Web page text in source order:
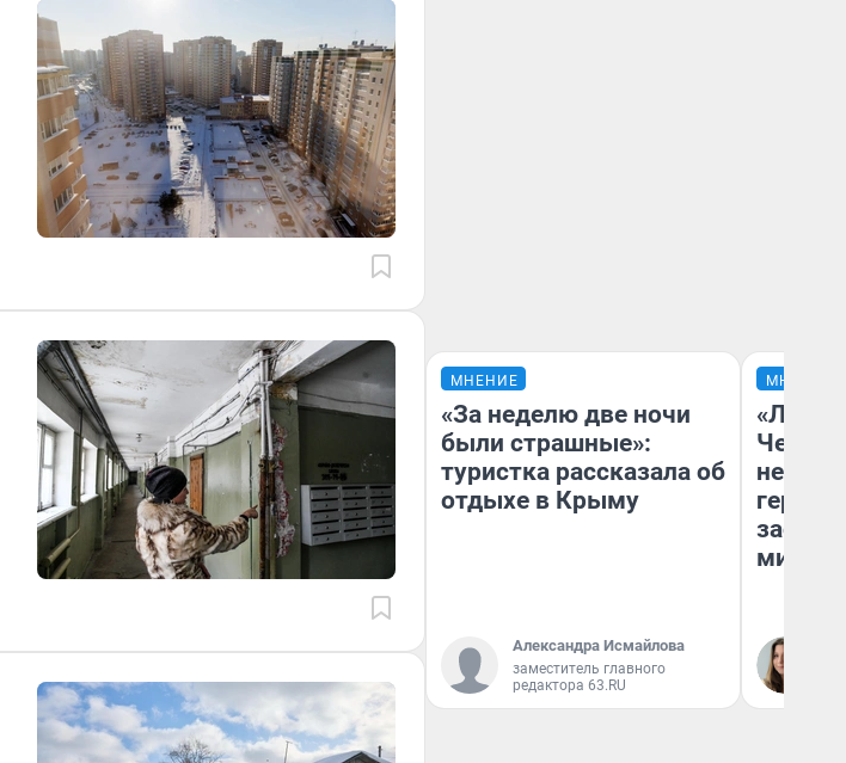
МНЕНИЕ
«За неделю две ночи
были страшные»:
туристка рассказала об
отдыхе в Крыму
Александра Исмайлова
заместитель главного
редактора 63.RU
МНЕНИЕ
«Люди
Чем
герои